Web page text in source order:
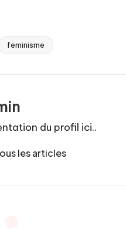
feminisme
du profil ici..
les articles